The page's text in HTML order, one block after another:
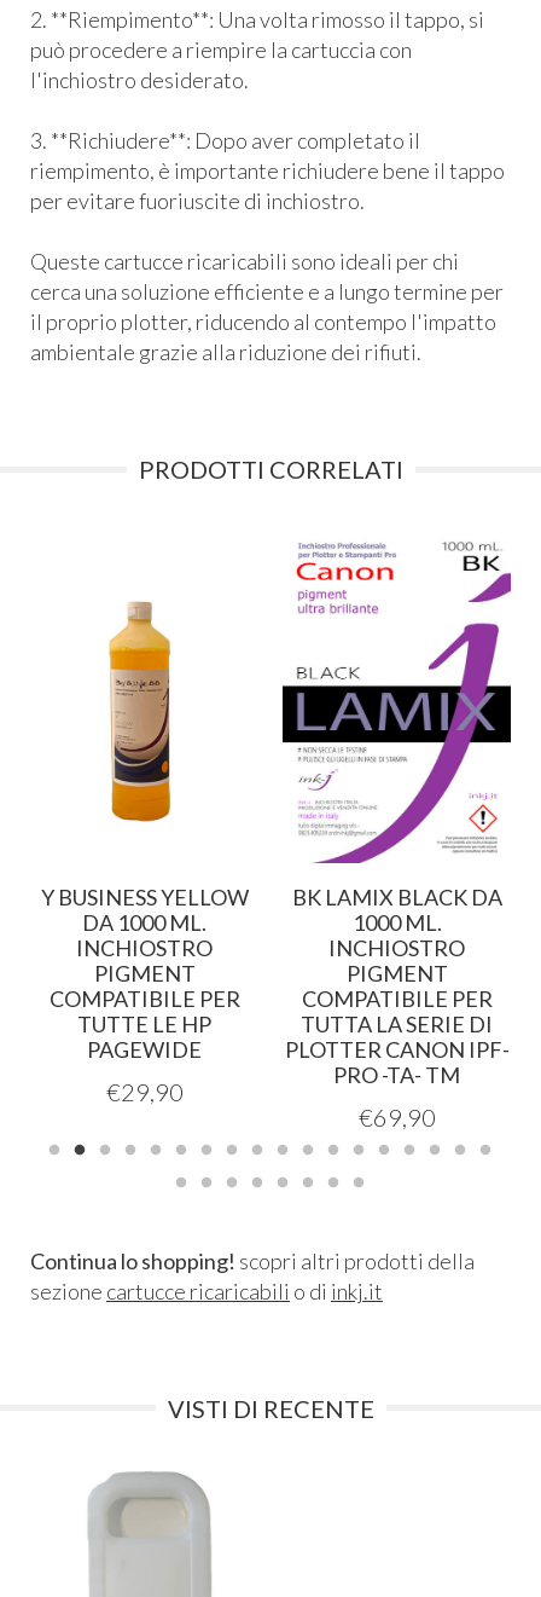
2. **Riempimento**: Una volta rimosso il tappo, si
può procedere a riempire la cartuccia con
l'inchiostro desiderato.
3. **Richiudere**: Dopo aver completato il
riempimento, è importante richiudere bene il tappo
per evitare fuoriuscite di inchiostro.
Queste cartucce ricaricabili sono ideali per chi
cerca una soluzione efficiente e a lungo termine per
il proprio plotter, riducendo al contempo l'impatto
ambientale grazie alla riduzione dei rifiuti.
PRODOTTI CORRELATI
Y BUSINESS YELLOW
DA 1000 ML.
INCHIOSTRO
PIGMENT
COMPATIBILE PER
TUTTE LE HP
PAGEWIDE
€29,90
BK LAMIX BLACK DA
1000 ML.
INCHIOSTRO
PIGMENT
COMPATIBILE PER
TUTTA LA SERIE DI
PLOTTER CANON IPF-
PRO -TA- TM
€69,90
Continua lo shopping! scopri altri prodotti della
sezione cartucce ricaricabili o di inkj.it
VISTI DI RECENTE